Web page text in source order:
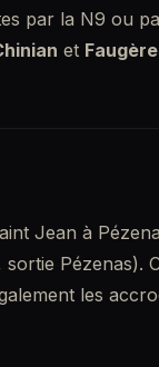
par la N9 ou
et
Jean à
Pézenas).
les